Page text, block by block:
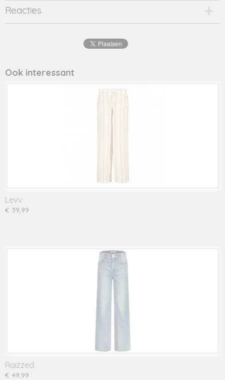
Productcode
Y308-5620-17334
Reacties
Ook interessant
Levv
€ 39,99
Raizzed
€ 49,99